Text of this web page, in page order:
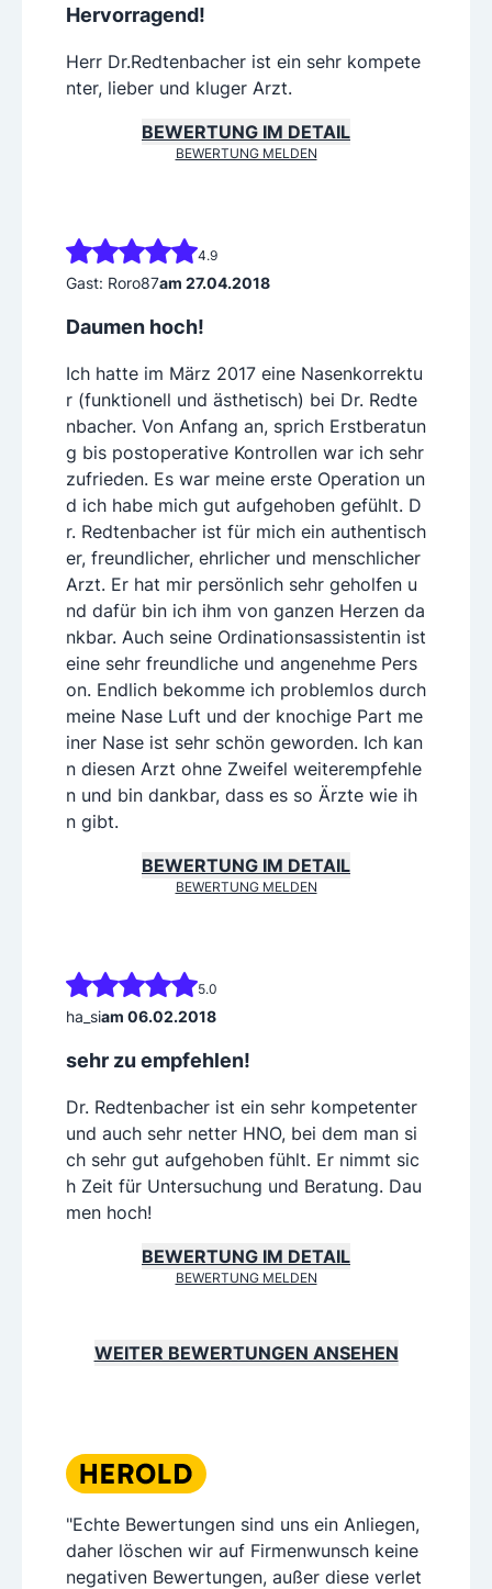
Hervorragend!
Herr Dr.Redtenbacher ist ein sehr kompete
nter, lieber und kluger Arzt.
BEWERTUNG IM DETAIL
BEWERTUNG MELDEN
4.9
Gast: Roro87am 27.04.2018
Daumen hoch!
Ich hatte im März 2017 eine Nasenkorrektu
r (funktionell und ästhetisch) bei Dr. Redte
nbacher. Von Anfang an, sprich Erstberatun
g bis postoperative Kontrollen war ich sehr
zufrieden. Es war meine erste Operation un
d ich habe mich gut aufgehoben gefühlt. D
r. Redtenbacher ist für mich ein authentisch
er, freundlicher, ehrlicher und menschlicher
Arzt. Er hat mir persönlich sehr geholfen u
nd dafür bin ich ihm von ganzen Herzen da
nkbar. Auch seine Ordinationsassistentin ist
eine sehr freundliche und angenehme Pers
on. Endlich bekomme ich problemlos durch
meine Nase Luft und der knochige Part me
iner Nase ist sehr schön geworden. Ich kan
n diesen Arzt ohne Zweifel weiterempfehle
n und bin dankbar, dass es so Ärzte wie ih
n gibt.
BEWERTUNG IM DETAIL
BEWERTUNG MELDEN
5.0
ha_siam 06.02.2018
sehr zu empfehlen!
Dr. Redtenbacher ist ein sehr kompetenter
und auch sehr netter HNO, bei dem man si
ch sehr gut aufgehoben fühlt. Er nimmt sic
h Zeit für Untersuchung und Beratung. Dau
men hoch!
BEWERTUNG IM DETAIL
BEWERTUNG MELDEN
WEITER BEWERTUNGEN ANSEHEN
"Echte Bewertungen sind uns ein Anliegen,
daher löschen wir auf Firmenwunsch keine
negativen Bewertungen, außer diese verlet